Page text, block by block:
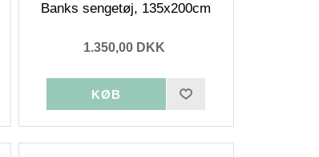
Banks sengetøj, 135x200cm
1.350,00 DKK